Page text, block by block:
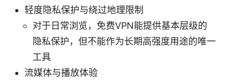
轻度隐私保护与绕过地理限制
对于日常浏览，免费VPN能提供基本层级的
隐私保护，但不能作为长期高强度用途的唯一
工具
流媒体与播放体验